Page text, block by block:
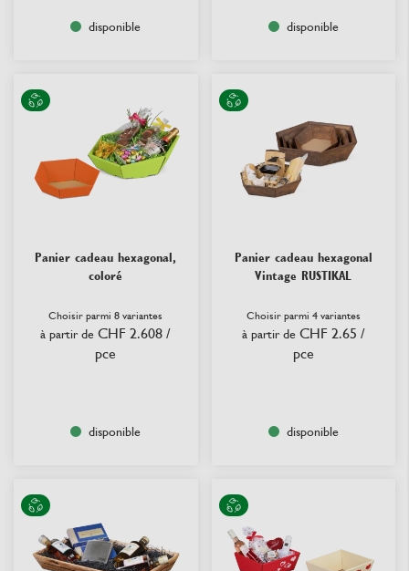
disponible disponible
Panier cadeau hexagonal,
coloré
Choisir parmi 8 variantes
à partir de CHF 2.608 /
pce
disponible
Panier cadeau hexagonal
Vintage RUSTIKAL
Choisir parmi 4 variantes
à partir de CHF 2.65 /
pce
disponible